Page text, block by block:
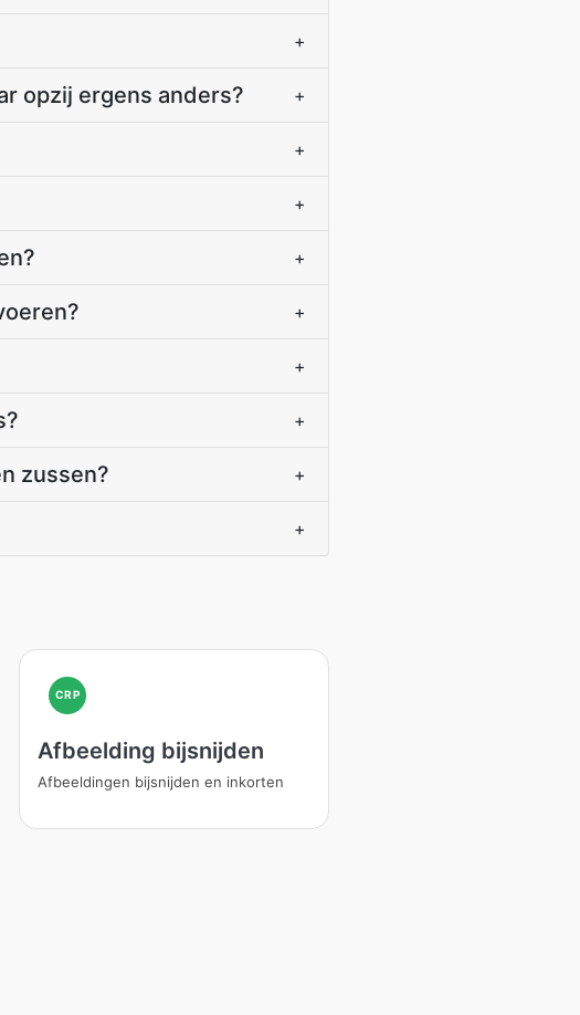
+
opzij ergens anders? +
+
+
+
+
+
+
zussen? +
+
CRP
Afbeelding bijsnijden
Afbeeldingen bijsnijden en inkorten